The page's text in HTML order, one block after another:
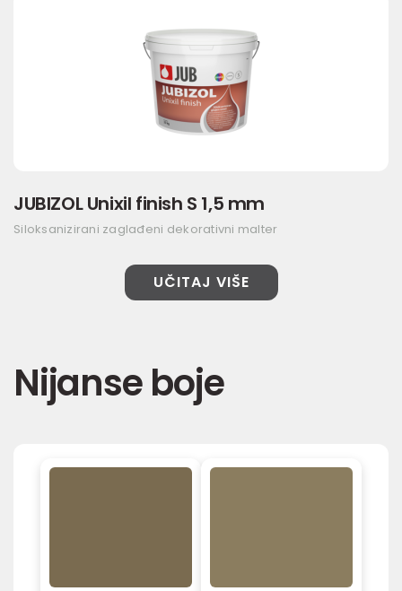
JUBIZOL Unixil finish S 1,5 mm
Siloksanizirani zaglađeni dekorativni malter
UČITAJ VIŠE
Nijanse boje